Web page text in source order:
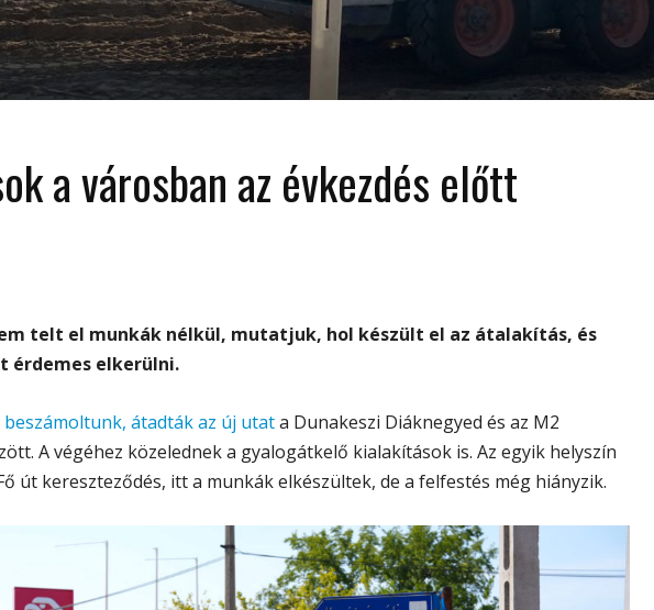
a városban az évkezdés előtt
telt el munkák nélkül, mutatjuk, hol készült el az átalakítás, és
érdemes elkerülni.
beszámoltunk, átadták az új utata Dunakeszi Diáknegyed és az M2
A végéhez közelednek a gyalogátkelő kialakítások is. Az egyik helyszín
út kereszteződés, itt a munkák elkészültek, de a felfestés még hiányzik.